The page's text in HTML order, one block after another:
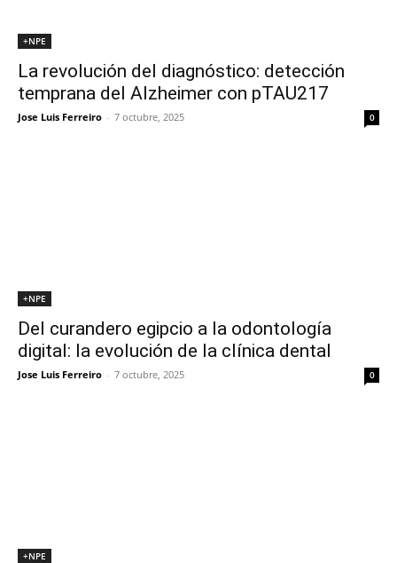
+NPE
La revolución del diagnóstico: detección
temprana del Alzheimer con pTAU217
Jose Luis Ferreiro - 7 octubre, 2025 0
+NPE
Del curandero egipcio a la odontología
digital: la evolución de la clínica dental
Jose Luis Ferreiro - 7 octubre, 2025 0
+NPE